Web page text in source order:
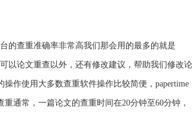
的查重准确率非常高我们那会用的最多的就是
以论文重查以外，还有修改建议，帮助我们修改论
作使用大多数查重软件操作比较简便，papertime
通常，一篇论文的查重时间在20分钟至60分钟，